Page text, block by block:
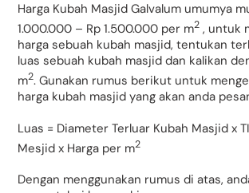
Harga Kubah Masjid Galvalum umumya
1.000.000 – Rp 1.500.000 per m2 , untuk
harga sebuah kubah masjid, tentukan
luas sebuah kubah masjid dan kalikan
m2. Gunakan rumus berikut untuk
harga kubah masjid yang akan anda
Luas = Diameter Terluar Kubah Masjid x
Mesjid x Harga per m2
Dengan menggunakan rumus di atas,